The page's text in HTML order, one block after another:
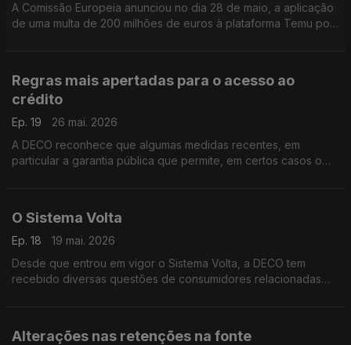
A Comissão Europeia anunciou no dia 28 de maio, a aplicação
de uma multa de 200 milhões de euros à plataforma Temu por
na plataforma.
Regras mais apertadas para o acesso ao
crédito
Ep. 19
26 mai. 2026
A DECO reconhece que algumas medidas recentes, em
particular a garantia pública que permite, em certos casos o
O Sistema Volta
Ep. 18
19 mai. 2026
Desde que entrou em vigor o Sistema Volta, a DECO tem
recebido diversas questões de consumidores relacionadas
Alterações nas retenções na fonte